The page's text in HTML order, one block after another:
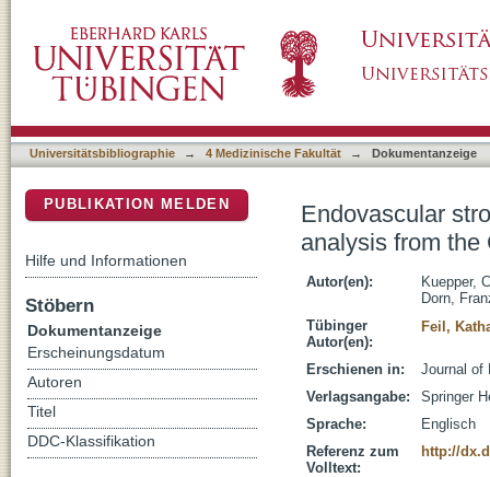
Stroke Registry-Endovascular Treatment
Universitätsbibliographie → 4 Medizinische Fakultät → Dokumentanzeige
Endovascular
analysis from the
Autor(en):
Kuepper,
Dorn,
Tübinger
Autor(en):
Feil,
Erschienen in:
Journal of
Verlagsangabe:
Springer
Sprache:
Englisch
Referenz zum
Volltext:
http://
PUBLIKATION MELDEN
Hilfe und Informationen
Stöbern
Dokumentanzeige
Erscheinungsdatum
Autoren
Titel
DDC-Klassifikation